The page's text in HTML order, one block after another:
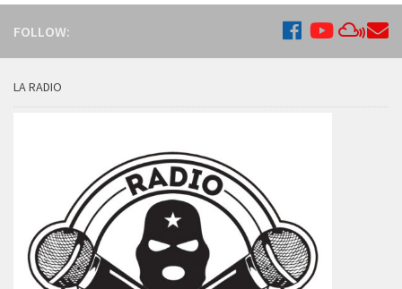
FOLLOW:
LA RADIO